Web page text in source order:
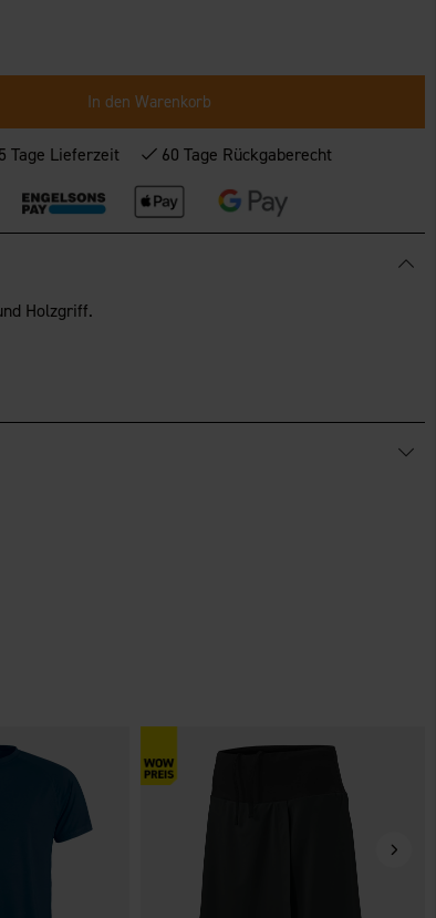
In den Warenkorb
Tage Lieferzeit 60 Tage Rückgaberecht
Holzgriff.